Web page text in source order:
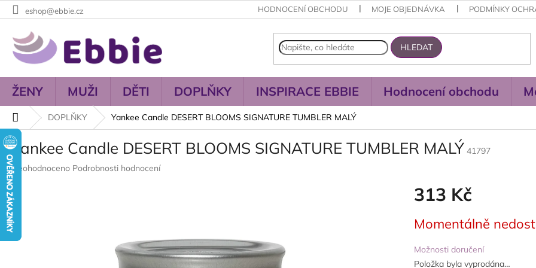
Přejít
na
eshop@ebbie.cz HODNOCENÍ OBCHODU MOJE OBJEDNÁVKA PODMÍNKY
HLEDAT
ŽENY MUŽI DĚTI DOPLŇKY INSPIRACE EBBIE Hodnocení obchodu
Domů DOPLŇKY Yankee Candle DESERT BLOOMS SIGNATURE TUMBLER MALÝ
Yankee Candle DESERT BLOOMS SIGNATURE TUMBLER MALÝ 41797
Průměrné
hodnocení
produktu
je
0,0
z
5
Neohodnoceno Podrobnosti hodnocení
313 Kč
cena:
Momentálně
Možnosti doručení
Položka byla vyprodána…